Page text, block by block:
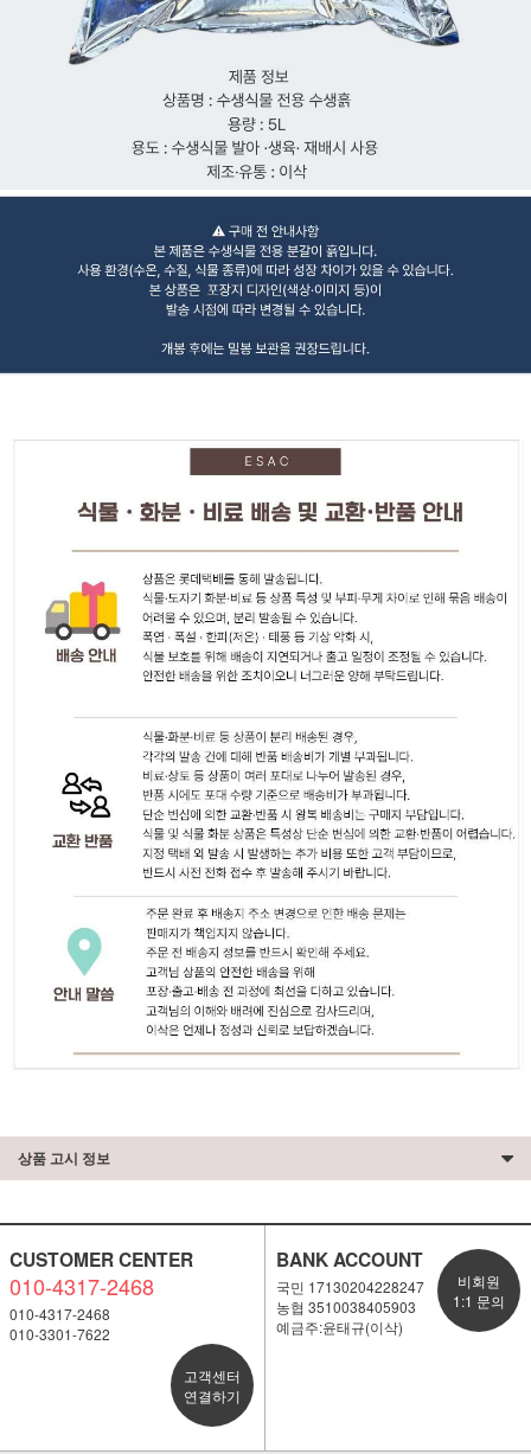
상품 고시 정보
CUSTOMER CENTER
010-4317-2468
010-4317-2468
010-3301-7622
고객센터
연결하기
BANK ACCOUNT
국민 17130204228247
농협 3510038405903
예금주:윤태규(이삭)
비회원
1:1 문의